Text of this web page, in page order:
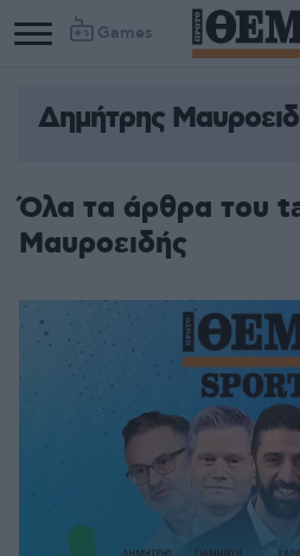
Games
Column
Column
Δημήτρης
Όλα τα άρθρα του
Μαυροειδής